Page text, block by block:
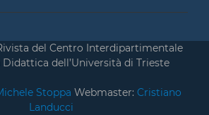
del Centro Interdipartimentale
Didattica dell’Università di Trieste
Stoppa Webmaster: Cristiano
Landucci